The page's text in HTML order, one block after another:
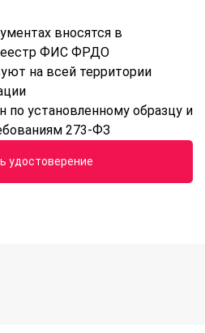
вносятся в
ФИС ФРДО
на всей территории
установленному образцу и
273-ФЗ
удостоверение